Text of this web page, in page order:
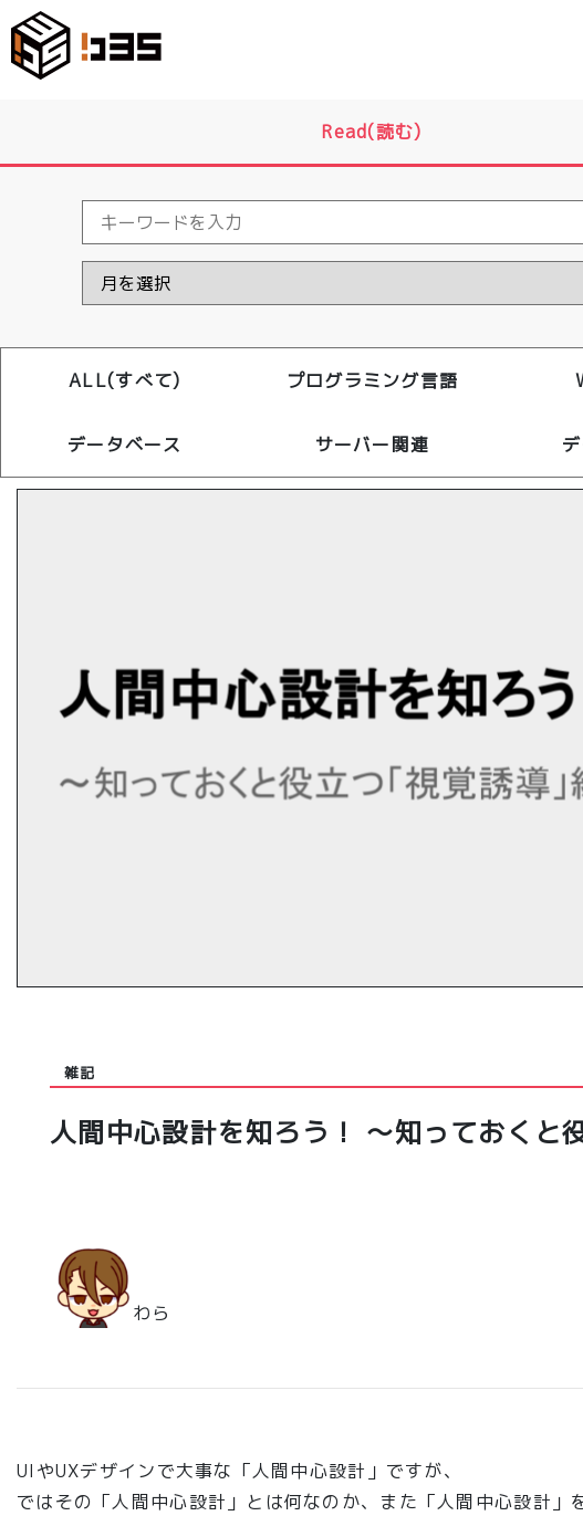
Read(読む)
ALL(すべて) プログラミング言語
データベース サーバー関連
雑記
人間中心設計を知ろう！ ～知っておくと
わら
UIやUXデザインで大事な「人間中心設計」ですが、
ではその「人間中心設計」とは何なのか、 また「人間中心設計」